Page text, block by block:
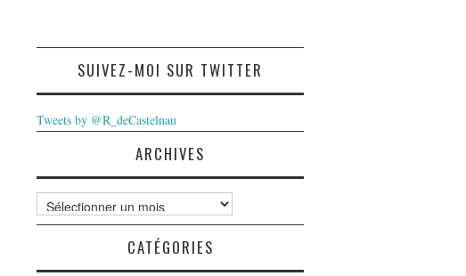
SUIVEZ-MOI SUR TWITTER
Tweets by @R_deCastelnau
ARCHIVES
Archives
CATÉGORIES